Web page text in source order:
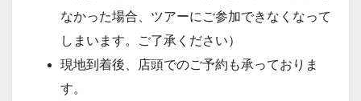
なかった場合、ツアーにご参加できなくなって
しまいます。ご了承ください）
現地到着後、店頭でのご予約も承っておりま
す。